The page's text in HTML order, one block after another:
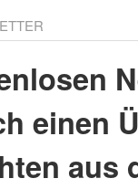
einen
aus